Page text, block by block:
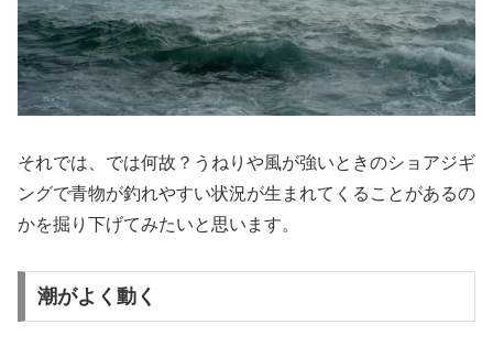
それでは、では何故？うねりや風が強いときのショアジギ
ングで青物が釣れやすい状況が生まれてくることがあるの
かを掘り下げてみたいと思います。
潮がよく動く